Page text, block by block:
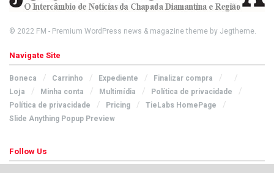
© 2022 FM - Premium WordPress news & magazine theme by Jegtheme.
Navigate Site
Boneca Carrinho Expediente
Finalizar compra
Loja
Minha conta Multimídia
Política de privacidade
Política de privacidade
Pricing
TieLabs HomePage
Slide Anything Popup Preview
Follow Us